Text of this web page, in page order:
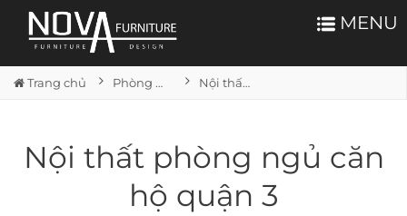
MENU
Trang chủ Phòng ngủ Nội thất phòng ngủ căn hộ quận 3
Nội thất phòng ngủ căn
hộ quận 3